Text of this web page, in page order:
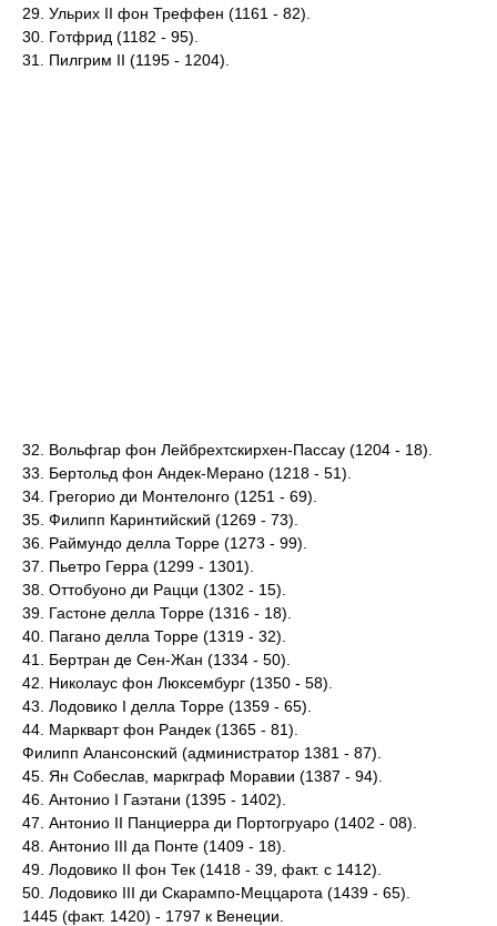
29. Ульрих II фон Треффен (1161 - 82).
30. Готфрид (1182 - 95).
31. Пилгрим II (1195 - 1204).
32. Вольфгар фон Лейбрехтскирхен-Пассау (1204 - 18).
33. Бертольд фон Андек-Мерано (1218 - 51).
34. Грегорио ди Монтелонго (1251 - 69).
35. Филипп Каринтийский (1269 - 73).
36. Раймундо делла Торре (1273 - 99).
37. Пьетро Герра (1299 - 1301).
38. Оттобуоно ди Рацци (1302 - 15).
39. Гастоне делла Торре (1316 - 18).
40. Пагано делла Торре (1319 - 32).
41. Бертран де Сен-Жан (1334 - 50).
42. Николаус фон Люксембург (1350 - 58).
43. Лодовико I делла Торре (1359 - 65).
44. Маркварт фон Рандек (1365 - 81).
Филипп Алансонский (администратор 1381 - 87).
45. Ян Собеслав, маркграф Моравии (1387 - 94).
46. Антонио I Гаэтани (1395 - 1402).
47. Антонио II Панциерра ди Портогруаро (1402 - 08).
48. Антонио III да Понте (1409 - 18).
49. Лодовико II фон Тек (1418 - 39, факт. с 1412).
50. Лодовико III ди Скарампо-Меццарота (1439 - 65).
1445 (факт. 1420) - 1797 к Венеции.